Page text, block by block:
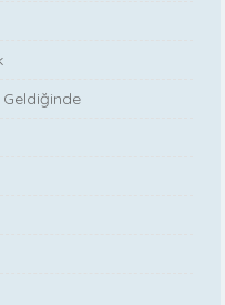
Geldiğinde